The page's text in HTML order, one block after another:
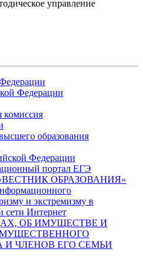
управление
Федерации
комиссия
образования
Федерации
портал ЕГЭ
«ВЕСТНИК ОБРАЗОВАНИЯ»
и экстремизму в
сети Интернет
ОБ ИМУЩЕСТВЕ И
И ЧЛЕНОВ ЕГО СЕМЬИ